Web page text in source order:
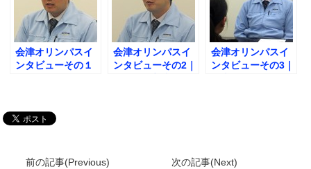
会津オリンパスイ
ンタビューその１
会津オリンパスイ
ンタビューその2｜
会津オリンパスイ
ンタビューその3｜
前の記事(Previous) 次の記事(Next)